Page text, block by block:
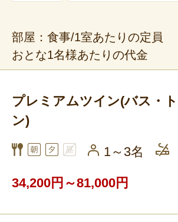
部屋：食事/1室あたりの定員
おとな1名様あたりの代金
プレミアムツイン(バス・
ン)
1～3名
34,200円～81,000円